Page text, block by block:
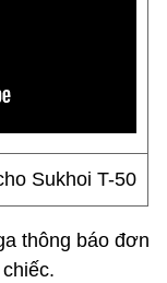
Sukhoi T-50
thông báo đơn